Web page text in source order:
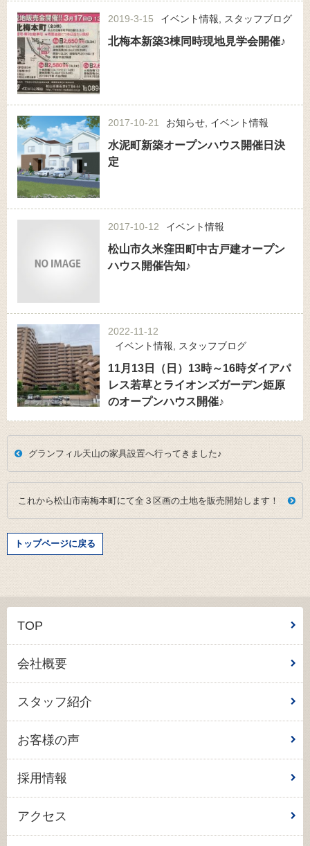
2019-3-15 イベント情報 スタッフブログ
北梅本新築3棟同時現地見学会開催♪
2017-10-21 お知らせ イベント情報
水泥町新築オープンハウス開催日決
定
2017-10-12 イベント情報
松山市久米窪田町中古戸建オープン
ハウス開催告知♪
2022-11-12
イベント情報
スタッフブログ
11月13日（日）13時～16時ダイアパ
レス若草とライオンズガーデン姫原
のオープンハウス開催♪
グランフィル天山の家具設置へ行ってきました♪
これから松山市南梅本町にて全３区画の土地を販売開始します！
トップページに戻る
TOP
会社概要
スタッフ紹介
お客様の声
採用情報
アクセス